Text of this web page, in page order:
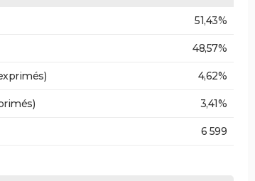
51,43%
48,57%
4,62%
3,41%
6 599